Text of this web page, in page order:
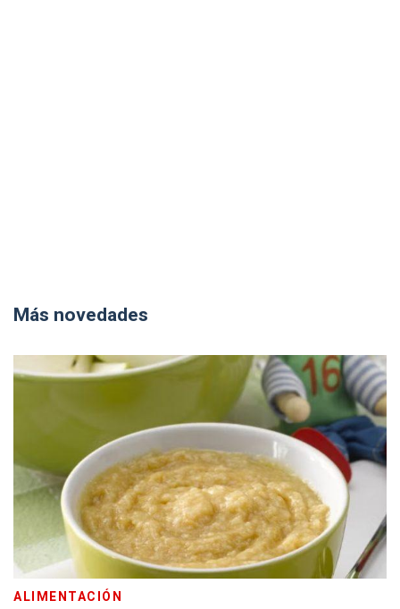
Más novedades
ALIMENTACIÓN